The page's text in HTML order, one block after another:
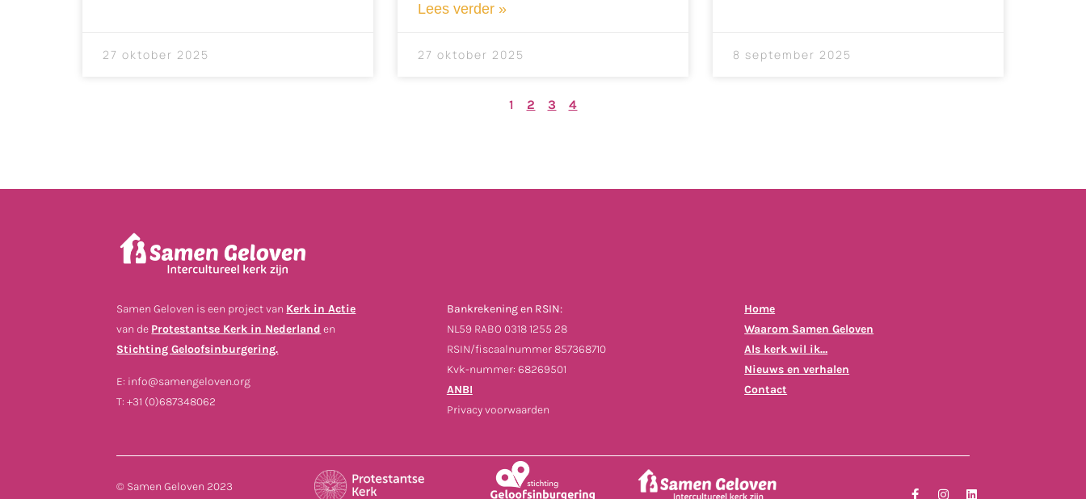
27 oktober 2025
Lees verder »
27 oktober 2025 8 september 2025
1 2 3 4
Samen Geloven is een project van Kerk in Actie
van de Protestantse Kerk in Nederland en
Stichting Geloofsinburgering.
E: info@samengeloven.org
T: +31 (0)687348062
Bankrekening en RSIN:
NL59 RABO 0318 1255 28
RSIN/fiscaalnummer 857368710
Kvk-nummer: 68269501
ANBI
Privacy voorwaarden
Home
Waarom Samen Geloven
Als kerk wil ik…
Nieuws en verhalen
Contact
© Samen Geloven 2023